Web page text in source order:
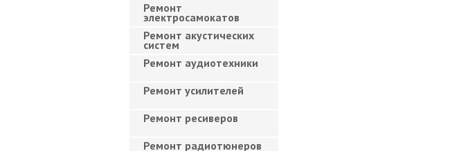
Ремонт
электросамокатов
Ремонт акустических
систем
Ремонт аудиотехники
Ремонт усилителей
Ремонт ресиверов
Ремонт радиотюнеров